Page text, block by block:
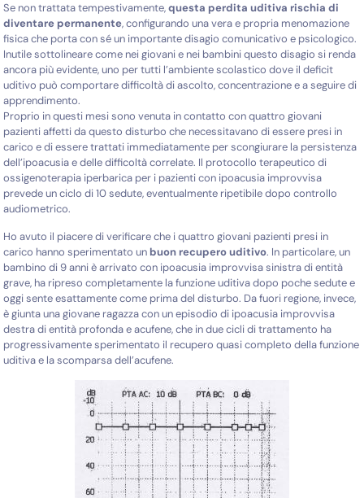
Se non trattata tempestivamente,questa perdita uditiva rischia di
diventare permanente, configurando una vera e propria menomazione
fisica che porta con sé un importante disagio comunicativo e psicologico.
Inutile sottolineare come nei giovani e nei bambini questo disagio si renda
ancora più evidente, uno per tutti l’ambiente scolastico dove il deficit
uditivo può comportare difficoltà di ascolto, concentrazione e a seguire di
apprendimento.
Proprio in questi mesi sono venuta in contatto con quattro giovani
pazienti affetti da questo disturbo che necessitavano di essere presi in
carico e di essere trattati immediatamente per scongiurare la persistenza
dell’ipoacusia e delle difficoltà correlate. Il protocollo terapeutico di
ossigenoterapia iperbarica per i pazienti con ipoacusia improvvisa
prevede un ciclo di 10 sedute, eventualmente ripetibile dopo controllo
audiometrico.
Ho avuto il piacere di verificare che i quattro giovani pazienti presi in
carico hanno sperimentato un buon recupero uditivo. In particolare, un
bambino di 9 anni è arrivato con ipoacusia improvvisa sinistra di entità
grave, ha ripreso completamente la funzione uditiva dopo poche sedute e
oggi sente esattamente come prima del disturbo. Da fuori regione, invece,
è giunta una giovane ragazza con un episodio di ipoacusia improvvisa
destra di entità profonda e acufene, che in due cicli di trattamento ha
progressivamente sperimentato il recupero quasi completo della funzione
uditiva e la scomparsa dell’acufene.